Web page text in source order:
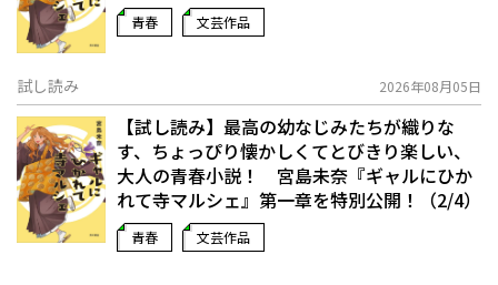
青春 文芸作品
試し読み 2026年08月05日
【試し読み】最高の幼なじみたちが織りな
す、ちょっぴり懐かしくてとびきり楽しい、
大人の青春小説！ 宮島未奈『ギャルにひか
れて寺マルシェ』第一章を特別公開！（2/4）
青春 文芸作品